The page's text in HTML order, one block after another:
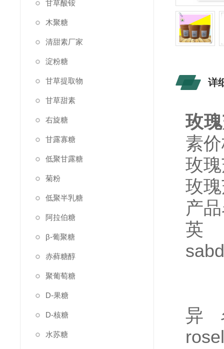
甘草酸铵
木聚糖
清甜素厂家
淀粉糖
甘草提取物
甘草甜素
右旋糖
甘露寡糖
低聚甘露糖
菊粉
低聚半乳糖
阿拉伯糖
β-葡聚糖
赤藓糖醇
聚葡萄糖
D-果糖
D-核糖
水苏糖
详
玫
素
玫
玫
产
英
异